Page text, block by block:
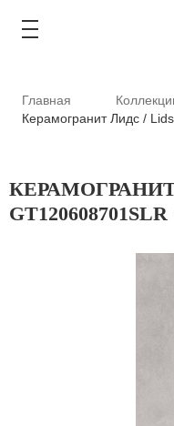
Главная
Керамогранит Лидс /